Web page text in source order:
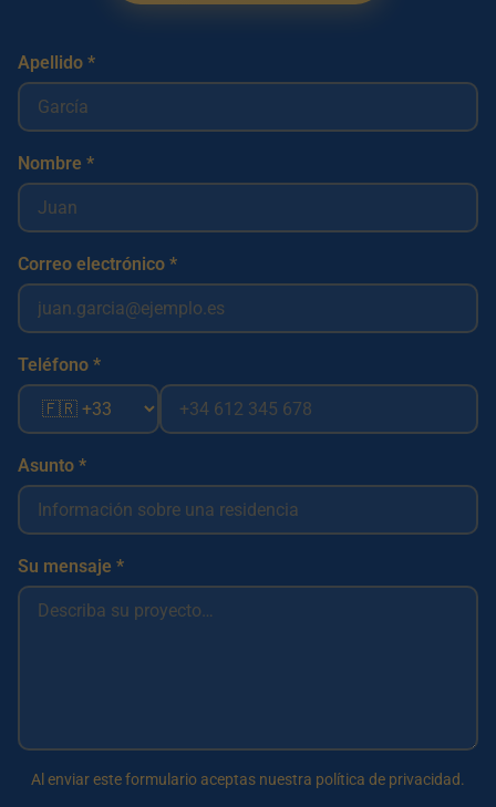
Apellido *
Nombre *
Correo electrónico *
Teléfono *
Asunto *
Su mensaje *
Al enviar este formulario aceptas nuestra política de privacidad.